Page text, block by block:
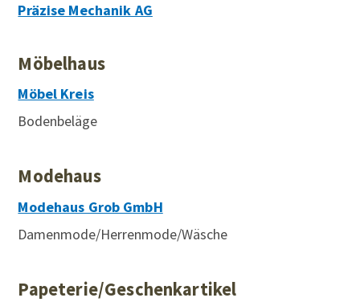
Präzise Mechanik AG
Möbelhaus
Möbel Kreis
Bodenbeläge
Modehaus
Modehaus Grob GmbH
Damenmode/Herrenmode/Wäsche
Papeterie/Geschenkartikel